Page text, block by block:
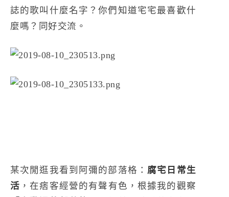
誌的歌叫什麼名字？你們知道宅宅最喜歡什
麼嗎？同好交流。
某次閒逛我看到阿彌的部落格： 腐宅日常生
活 ，在痞客經營的有聲有色，根據我的觀察